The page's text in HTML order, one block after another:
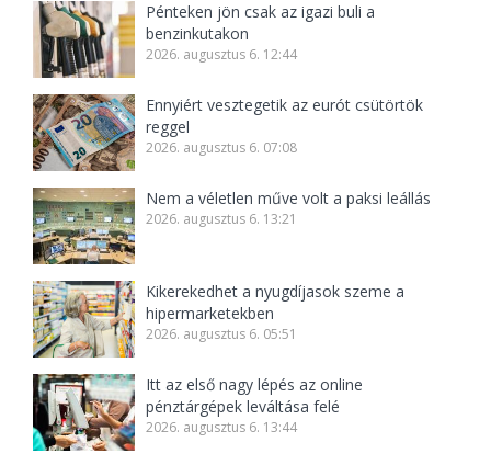
Pénteken jön csak az igazi buli a
benzinkutakon
2026. augusztus 6. 12:44
Ennyiért vesztegetik az eurót csütörtök
reggel
2026. augusztus 6. 07:08
Nem a véletlen műve volt a paksi leállás
2026. augusztus 6. 13:21
Kikerekedhet a nyugdíjasok szeme a
hipermarketekben
2026. augusztus 6. 05:51
Itt az első nagy lépés az online
pénztárgépek leváltása felé
2026. augusztus 6. 13:44